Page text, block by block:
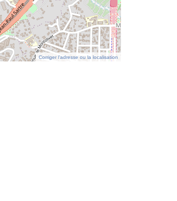
Corriger l’adresse ou la localisation